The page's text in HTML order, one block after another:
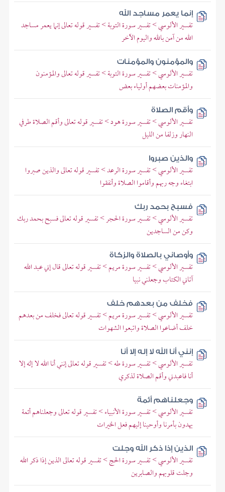
إنما يعمر مساجد الله
تفسير الألوسي > تفسير سورة التوبة > تفسير قوله تعالى إنما يعمر مساجد
الله من آمن بالله واليوم الآخر
والمؤمنون والمؤمنات
تفسير الألوسي > تفسير سورة التوبة > تفسير قوله تعالى والمؤمنون
والمؤمنات بعضهم أولياء بعض
وأقم الصلاة
تفسير الألوسي > تفسير سورة هود > تفسير قوله تعالى وأقم الصلاة طرفي
النهار وزلفا من الليل
والذين صبروا
تفسير الألوسي > تفسير سورة الرعد > تفسير قوله تعالى والذين صبروا
ابتغاء وجه ربهم وأقاموا الصلاة وأنفقوا
فسبح بحمد ربك
تفسير الألوسي > تفسير سورة الحجر > تفسير قوله تعالى فسبح بحمد ربك
وكن من الساجدين
وأوصاني بالصلاة والزكاة
تفسير الألوسي > تفسير سورة مريم > تفسير قوله تعالى قال إني عبد الله
آتاني الكتاب وجعلني نبيا
فخلف من بعدهم خلف
تفسير الألوسي > تفسير سورة مريم > تفسير قوله تعالى فخلف من بعدهم
خلف أضاعوا الصلاة واتبعوا الشهوات
إنني أنا الله لا إله إلا أنا
تفسير الألوسي > تفسير سورة طه > تفسير قوله تعالى إنني أنا الله لا إله إلا
أنا فاعبدني وأقم الصلاة لذكري
وجعلناهم أئمة
تفسير الألوسي > تفسير سورة الأنبياء > تفسير قوله تعالى وجعلناهم أئمة
يهدون بأمرنا وأوحينا إليهم فعل الخيرات
الذين إذا ذكر الله وجلت
تفسير الألوسي > تفسير سورة الحج > تفسير قوله تعالى الذين إذا ذكر الله
وجلت قلوبهم والصابرين